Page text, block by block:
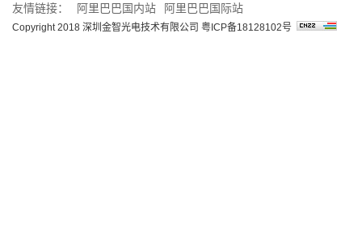
友情链接： 阿里巴巴国内站 阿里巴巴国际站
Copyright 2018 深圳金智光电技术有限公司 粤ICP备18128102号